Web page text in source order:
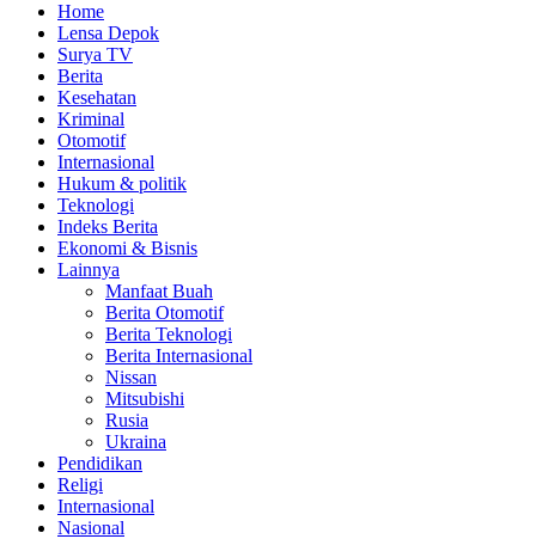
Home
Lensa Depok
Surya TV
Berita
Kesehatan
Kriminal
Otomotif
Internasional
Hukum & politik
Teknologi
Indeks Berita
Ekonomi & Bisnis
Lainnya
Manfaat Buah
Berita Otomotif
Berita Teknologi
Berita Internasional
Nissan
Mitsubishi
Rusia
Ukraina
Pendidikan
Religi
Internasional
Nasional